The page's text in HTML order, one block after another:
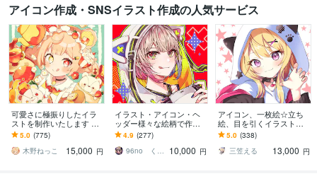
アイコン作成・SNSイラスト作成の人気サービス
可愛さに極振りしたイラ
ストを制作いたします ★
商用利用＆二次利用込
み！ミニキャラは小物２
点まで無料！★
5.0 (775)
木野ねっこ
15,000 円
イラスト・アイコン・ヘ
ッダー様々な絵柄で作成
します 商用可！似顔絵・
ブログ・インスタ・動画
配信サムネ等用途様々！
4.9 (277)
96no くろの
10,000 円
アイコン、一枚絵☆立ち
絵、目を引くイラスト描
きます イリアム、サム
ネ、live2D、YouTube、歌
ってみたも
5.0 (338)
三笠える
13,000 円